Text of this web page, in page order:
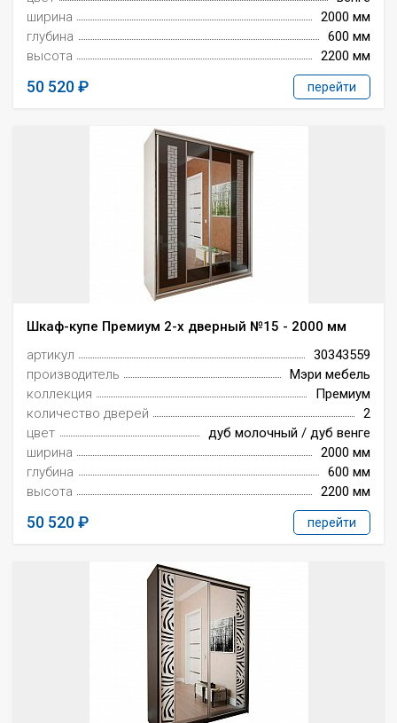
ширина
2000 мм
глубина
600 мм
высота
2200 мм
50 520 перейти
Шкаф-купе Премиум 2-х дверный №15 - 2000 мм
артикул
30343559
производитель
Мэри мебель
коллекция
Премиум
количество дверей
2
цвет
дуб молочный / дуб венге
ширина
2000 мм
глубина
600 мм
высота
2200 мм
50 520 перейти